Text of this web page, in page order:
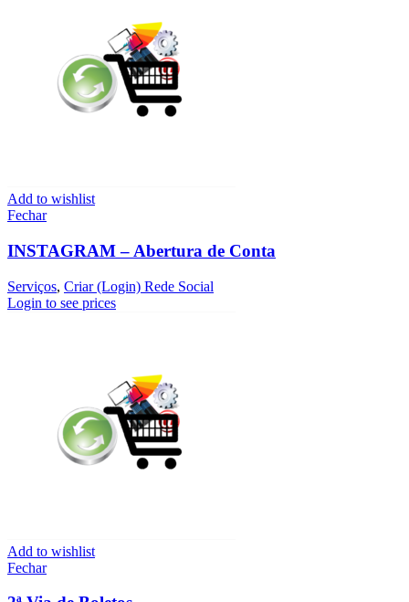
Add to wishlist
Fechar
INSTAGRAM – Abertura de Conta
Serviços, Criar (Login) Rede Social
Login to see prices
Add to wishlist
Fechar